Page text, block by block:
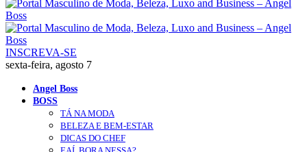
INSCREVA-SE
sexta-feira, agosto 7
Angel Boss
BOSS
TÁ NA MODA
BELEZA E BEM-ESTAR
DICAS DO CHEF